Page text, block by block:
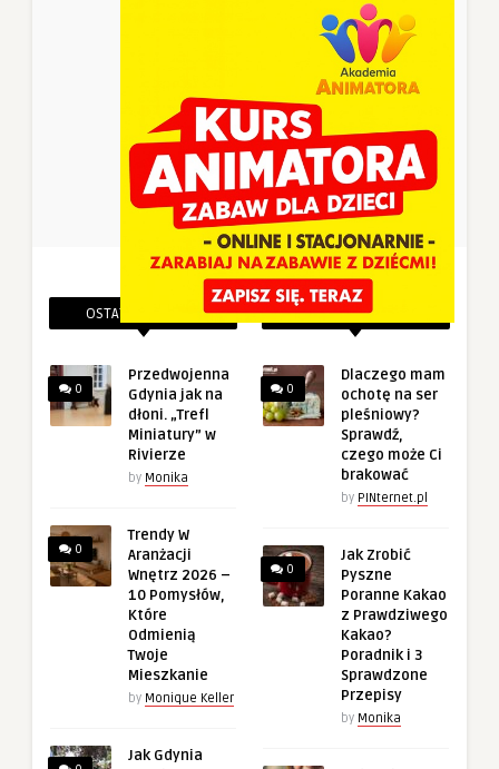
OSTATNIE PINEZKI
0
Przedwojenna
Gdynia jak na
dłoni. „Trefl
Miniatury” w
Rivierze
by Monika
0
Trendy W
Aranżacji
Wnętrz 2026 –
10 Pomysłów,
Które
Odmienią
Twoje
Mieszkanie
by Monique Keller
Jak Gdynia
POWIĄZANE PINEZKI
0
Dlaczego mam
ochotę na ser
pleśniowy?
Sprawdź,
czego może Ci
brakować
by PINternet.pl
0
Jak Zrobić
Pyszne
Poranne Kakao
z Prawdziwego
Kakao?
Poradnik i 3
Sprawdzone
Przepisy
by Monika